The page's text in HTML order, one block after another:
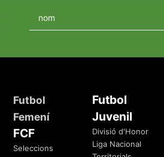
Futbol
Femení
FCF
Seleccions
Futbol
Juvenil
Divisió d'Honor
Liga Nacional